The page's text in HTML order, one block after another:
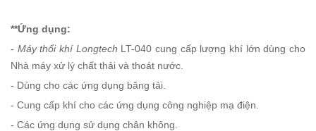
**Ứng dụng:
- Máy thổi khí Longtech LT-040 cung cấp lượng khí lớn dùng cho
Nhà máy xử lý chất thải và thoát nước.
- Dùng cho các ứng dụng băng tải.
- Cung cấp khí cho các ứng dụng công nghiệp mạ điện.
- Các ứng dụng sử dụng chân không.